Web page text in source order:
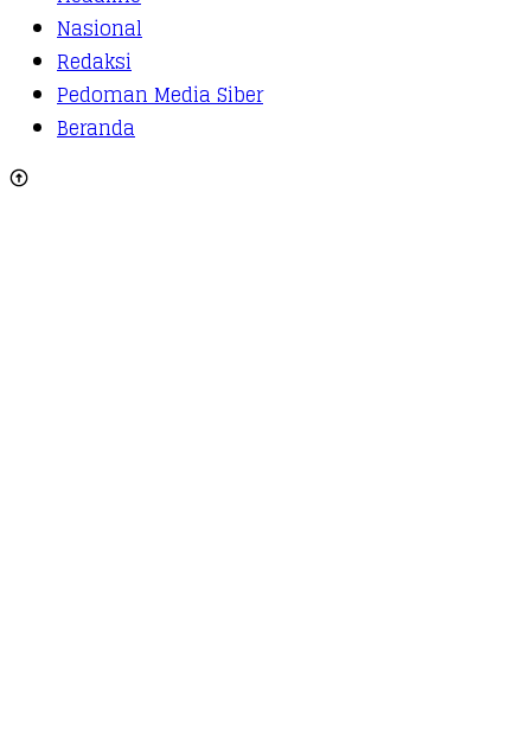
Nasional
Redaksi
Pedoman Media Siber
Beranda